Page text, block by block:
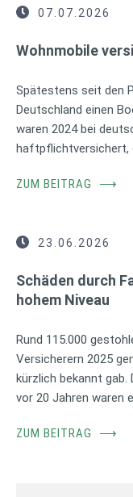
07.07.2026
Wohnmobile
Spätestens seit den
Deutschland einen
waren 2024 bei
haftpflichtversichert,
ZUM BEITRAG ⟶
23.06.2026
Schäden durch
hohem Niveau
Rund 115.000
Versicherern 2025
kürzlich bekannt
vor 20 Jahren waren
ZUM BEITRAG ⟶